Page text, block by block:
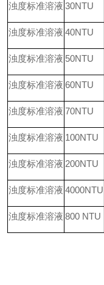
浊度标准溶液 30NTU
浊度标准溶液 40NTU
浊度标准溶液 50NTU
浊度标准溶液 60NTU
浊度标准溶液 70NTU
浊度标准溶液 100NTU
浊度标准溶液 200NTU
浊度标准溶液 4000NTU
浊度标准溶液 800 NTU